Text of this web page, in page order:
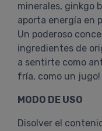
minerales, ginkgo
aporta energía en
Un poderoso
ingredientes de
a sentirte como
fría, como un jugo!
MODO DE USO
Disolver el